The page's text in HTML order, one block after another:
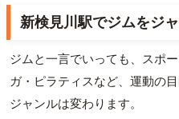
新検見川駅でジムをジ
ジムと一言でいっても、スポ
ガ・ピラティスなど、運動の
ジャンルは変わります。